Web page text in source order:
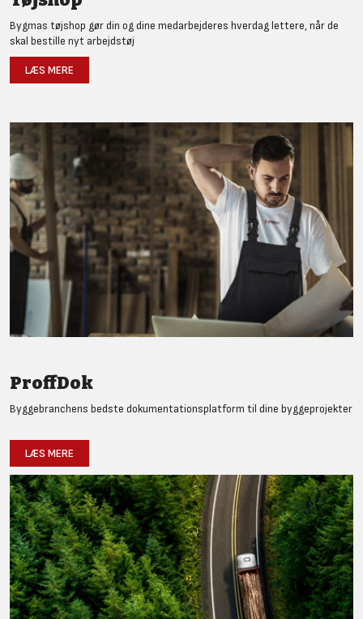
Bygmas tøjshop gør din og dine medarbejderes hverdag lettere, når de
skal bestille nyt arbejdstøj
LÆS MERE
ProffDok
Byggebranchens bedste dokumentationsplatform til dine byggeprojekter
LÆS MERE